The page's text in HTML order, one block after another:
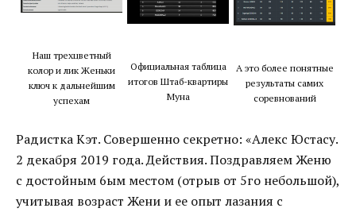
Наш трехцветный
колор и лик Женьки
ключ к дальнейшим
успехам
Официальная таблица
итогов Штаб-квартиры
Муна
А это более понятные
результаты самих
соревнований
Радистка Кэт. Совершенно секретно: «Алекс Юстасу.
2 декабря 2019 года. Действия. Поздравляем Женю
с достойным 6ым местом (отрыв от 5го небольшой),
учитывая возраст Жени и ее опыт лазания с